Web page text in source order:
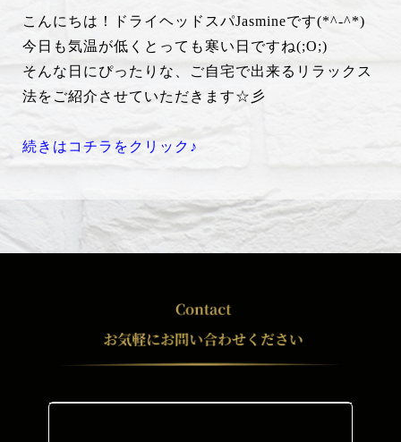
こんにちは！ドライヘッドスパJasmineです(*^-^*)
今日も気温が低くとっても寒い日ですね(;O;)
そんな日にぴったりな、ご自宅で出来るリラックス
法をご紹介させていただきます☆彡
続きはコチラをクリック♪